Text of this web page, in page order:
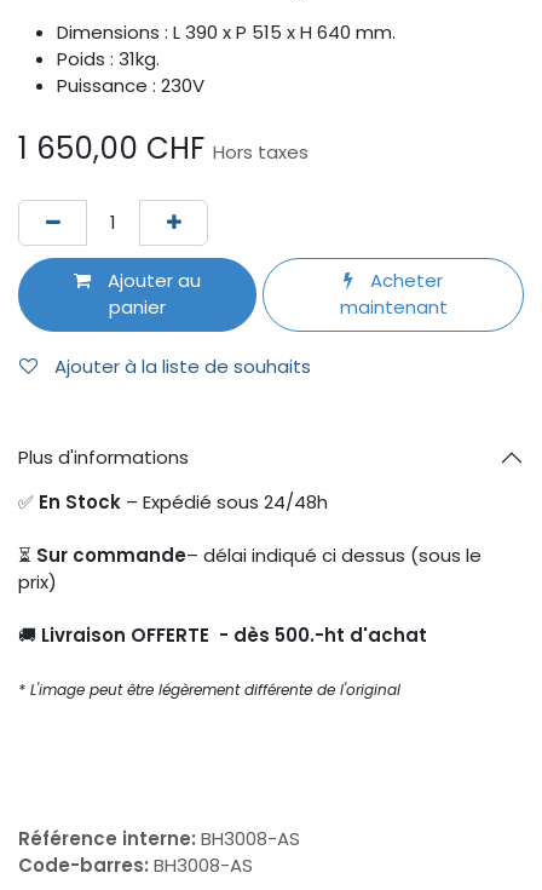
Dimensions : L 390 x P 515 x H 640 mm.
Poids : 31kg.
Puissance : 230V
1 650,00 CHF Hors taxes
Ajouter au
panier
Acheter
maintenant
Ajouter à la liste de souhaits
Plus d'informations
✅ En Stock – Expédié sous 24/48h
⏳ Sur commande– délai indiqué ci dessus (sous le
prix)
🚚 Livraison OFFERTE - dès 500.-ht d'achat
* L'image peut être légèrement différente de l'original
Référence interne: BH3008-AS
Code-barres: BH3008-AS